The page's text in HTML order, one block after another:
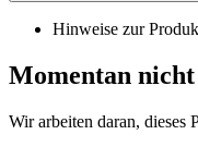
Hinweise zur
Momentan
Wir arbeiten daran, dieses